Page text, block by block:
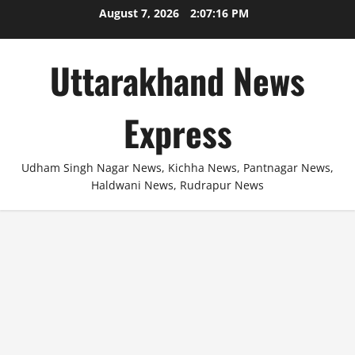
August 7, 2026 2:07:16 PM
Uttarakhand News
Express
Udham Singh Nagar News, Kichha News, Pantnagar News,
Haldwani News, Rudrapur News